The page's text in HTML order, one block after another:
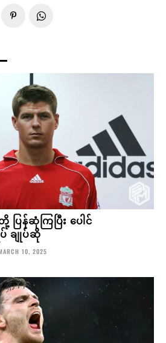
ပြန်ဆုံကြပြီး ပေါင်
ပ် ချုပ်ဆို
10, 2025
င်ခဲ့ရသမျှထဲ အကောင်းဆုံး